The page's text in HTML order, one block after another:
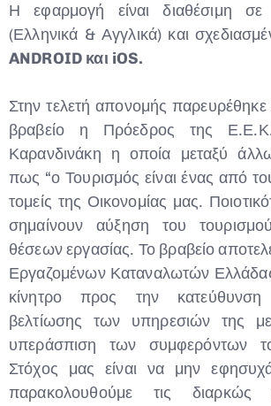
Η εφαρμογή είναι διαθέσιμη
(Ελληνικά & Αγγλικά) και
ANDROID και iOS.
Στην τελετή απονομής
βραβείο η Πρόεδρος της
Καρανδινάκη η οποία μεταξύ
πως “ο Τουρισμός είναι ένας από
τομείς της Οικονομίας μας.
σημαίνουν αύξηση του
θέσεων εργασίας. Το βραβείο
Εργαζομένων Καταναλωτών
κίνητρο προς την
βελτίωσης των υπηρεσιών της
υπεράσπιση των συμφερόντων
Στόχος μας είναι να μην
παρακολουθούμε τις διαρκώς